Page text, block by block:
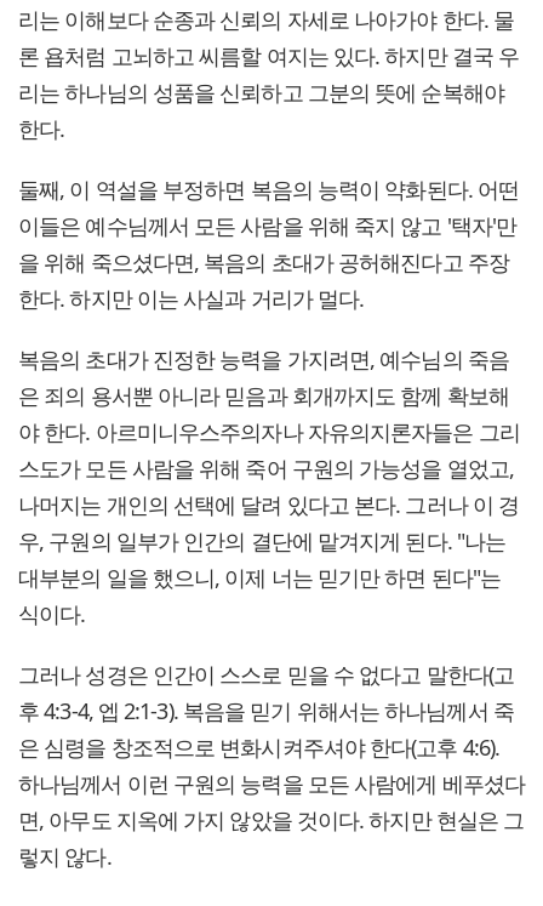
리는 이해보다 순종과 신뢰의 자세로 나아가야 한다. 물
론 욥처럼 고뇌하고 씨름할 여지는 있다. 하지만 결국 우
리는 하나님의 성품을 신뢰하고 그분의 뜻에 순복해야
한다.
둘째, 이 역설을 부정하면 복음의 능력이 약화된다. 어떤
이들은 예수님께서 모든 사람을 위해 죽지 않고 '택자'만
을 위해 죽으셨다면, 복음의 초대가 공허해진다고 주장
한다. 하지만 이는 사실과 거리가 멀다.
복음의 초대가 진정한 능력을 가지려면, 예수님의 죽음
은 죄의 용서뿐 아니라 믿음과 회개까지도 함께 확보해
야 한다. 아르미니우스주의자나 자유의지론자들은 그리
스도가 모든 사람을 위해 죽어 구원의 가능성을 열었고,
나머지는 개인의 선택에 달려 있다고 본다. 그러나 이 경
우, 구원의 일부가 인간의 결단에 맡겨지게 된다. "나는
대부분의 일을 했으니, 이제 너는 믿기만 하면 된다"는
식이다.
그러나 성경은 인간이 스스로 믿을 수 없다고 말한다(고
후 4:3-4, 엡 2:1-3). 복음을 믿기 위해서는 하나님께서 죽
은 심령을 창조적으로 변화시켜주셔야 한다(고후 4:6).
하나님께서 이런 구원의 능력을 모든 사람에게 베푸셨다
면, 아무도 지옥에 가지 않았을 것이다. 하지만 현실은 그
렇지 않다.